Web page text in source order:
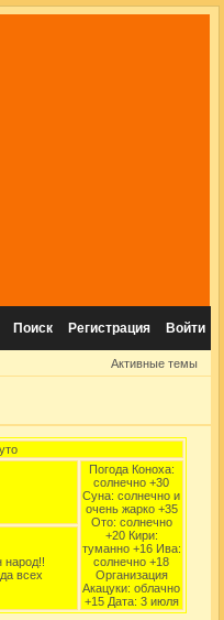
Поиск Регистрация Войти
Активные темы
Погода Коноха:
солнечно +30
Суна: солнечно и
очень жарко +35
Ото: солнечно
+20 Кири:
туманно +16 Ива:
солнечно +18
Организация
Акацуки: облачно
+15 Дата: 3 июля
народ!!
всех